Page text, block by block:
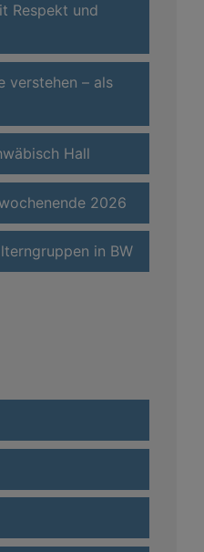
Respekt und
verstehen – als
Hall
2026
in BW